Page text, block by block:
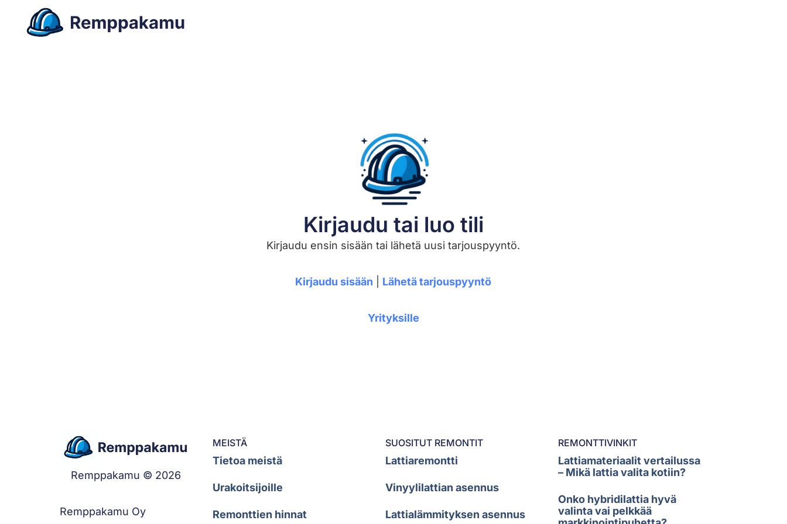
Kirjaudu tai luo tili
Kirjaudu ensin sisään tai lähetä uusi tarjouspyyntö.
Kirjaudu sisään Lähetä tarjouspyyntö
Yrityksille
Remppakamu © 2026
Remppakamu Oy
MEISTÄ
Tietoa meistä
Urakoitsijoille
Remonttien hinnat
SUOSITUT REMONTIT
Lattiaremontti
Vinyylilattian asennus
Lattialämmityksen asennus
REMONTTIVINKIT
Lattiamateriaalit vertailussa
– Mikä lattia valita kotiin?
Onko hybridilattia hyvä
valinta vai pelkkää